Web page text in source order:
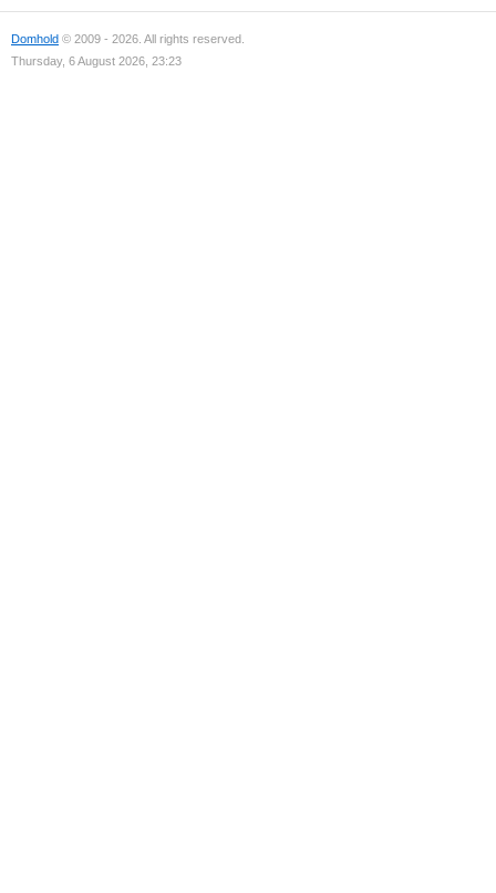
Domhold © 2009 - 2026. All rights reserved.
Thursday, 6 August 2026, 23:23